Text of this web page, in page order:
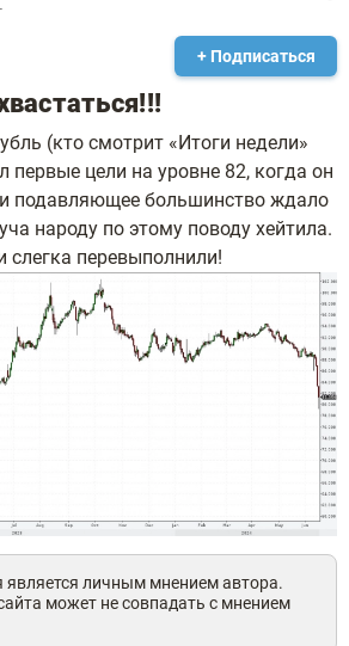
+ Подписаться
(кто смотрит «Итоги недели»
первые цели на уровне 82, когда он
подавляющее большинство ждало
народу по этому поводу хейтила.
слегка перевыполнили!
личным мнением автора.
может не совпадать с мнением